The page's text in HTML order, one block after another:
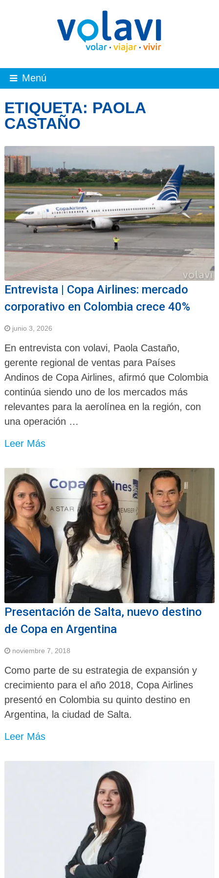
Menú
ETIQUETA: PAOLA
CASTAÑO
Entrevista | Copa Airlines: mercado
corporativo en Colombia crece 40%
junio 3, 2026
En entrevista con volavi, Paola Castaño,
gerente regional de ventas para Países
Andinos de Copa Airlines, afirmó que Colombia
continúa siendo uno de los mercados más
relevantes para la aerolínea en la región, con
una operación …
Leer Más
Presentación de Salta, nuevo destino
de Copa en Argentina
noviembre 7, 2018
Como parte de su estrategia de expansión y
crecimiento para el año 2018, Copa Airlines
presentó en Colombia su quinto destino en
Argentina, la ciudad de Salta.
Leer Más